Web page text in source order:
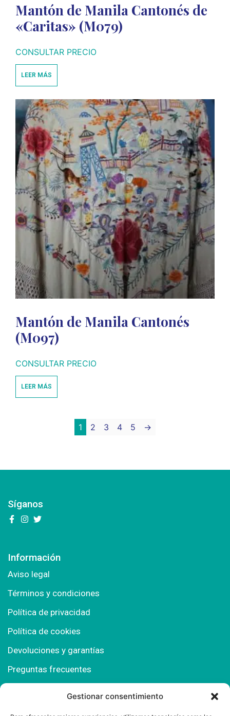
Gestionar consentimiento
Mantón de Manila Cantonés de
«Caritas» (M079)
CONSULTAR PRECIO
LEER MÁS
Mantón de Manila Cantonés
(M097)
CONSULTAR PRECIO
LEER MÁS
1 2 3 4 5 →
Síganos
Información
Aviso legal
Términos y condiciones
Política de privacidad
Política de cookies
Devoluciones y garantías
Preguntas frecuentes